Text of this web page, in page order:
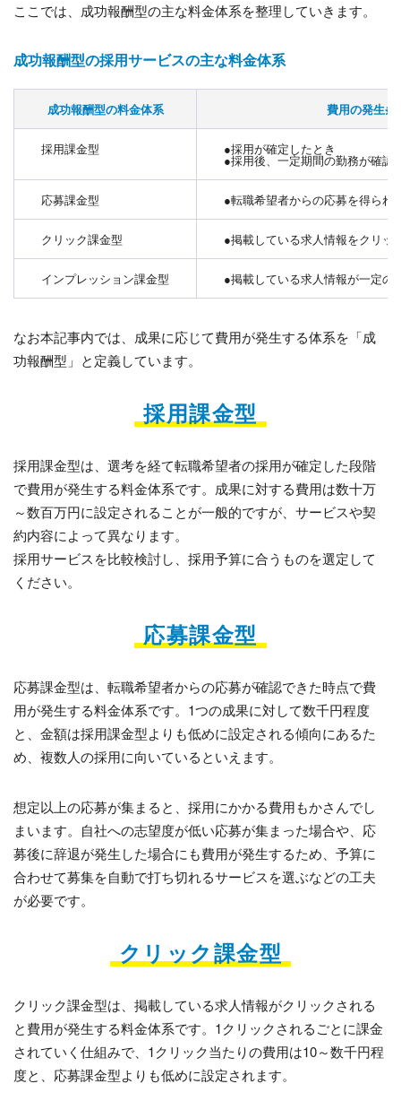
ここでは、成功報酬型の主な料金体系を整理していきます。
成功報酬型の採用サービスの主な料金体系
成功報酬型の料金体系 費用の発生条
採用課金型 ●採用が確定したとき
●採用後、一定期間の勤務が確認
応募課金型 ●転職希望者からの応募を得られ
クリック課金型 ●掲載している求人情報をクリッ
インプレッション課金型 ●掲載している求人情報が一定の
なお本記事内では、成果に応じて費用が発生する体系を「成
功報酬型」と定義しています。
採用課金型
採用課金型は、選考を経て転職希望者の採用が確定した段階
で費用が発生する料金体系です。成果に対する費用は数十万
～数百万円に設定されることが一般的ですが、サービスや契
約内容によって異なります。
採用サービスを比較検討し、採用予算に合うものを選定して
ください。
応募課金型
応募課金型は、転職希望者からの応募が確認できた時点で費
用が発生する料金体系です。1つの成果に対して数千円程度
と、金額は採用課金型よりも低めに設定される傾向にあるた
め、複数人の採用に向いているといえます。
想定以上の応募が集まると、採用にかかる費用もかさんでし
まいます。自社への志望度が低い応募が集まった場合や、応
募後に辞退が発生した場合にも費用が発生するため、予算に
合わせて募集を自動で打ち切れるサービスを選ぶなどの工夫
が必要です。
クリック課金型
クリック課金型は、掲載している求人情報がクリックされる
と費用が発生する料金体系です。1クリックされるごとに課金
されていく仕組みで、1クリック当たりの費用は10～数千円程
度と、応募課金型よりも低めに設定されます。